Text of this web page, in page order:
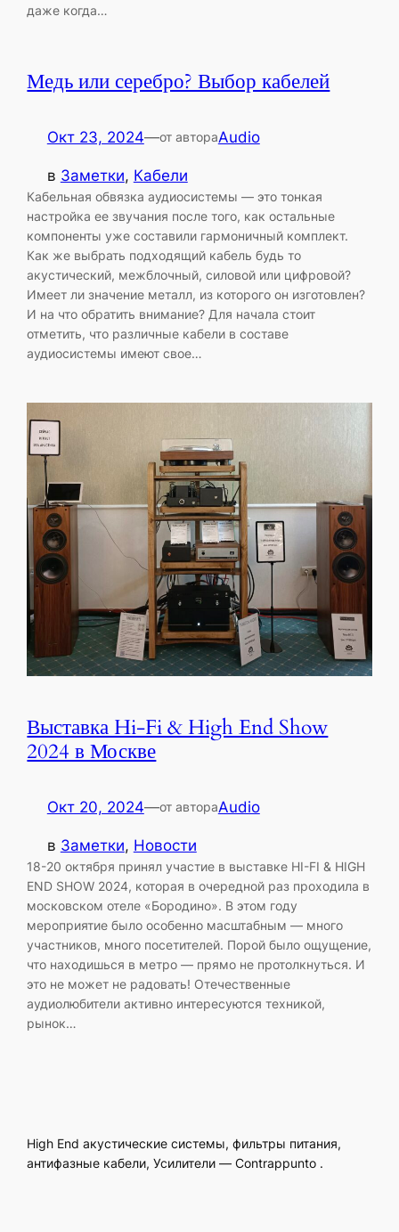
даже когда…
Медь или серебро? Выбор кабелей
Окт 23, 2024—от автораAudio
в Заметки, Кабели
Кабельная обвязка аудиосистемы — это тонкая
настройка ее звучания после того, как остальные
компоненты уже составили гармоничный комплект.
Как же выбрать подходящий кабель будь то
акустический, межблочный, силовой или цифровой?
Имеет ли значение металл, из которого он изготовлен?
И на что обратить внимание? Для начала стоит
отметить, что различные кабели в составе
аудиосистемы имеют свое…
Выставка Hi-Fi & High End Show
2024 в Москве
Окт 20, 2024—от автораAudio
в Заметки, Новости
18-20 октября принял участие в выставке HI-FI & HIGH
END SHOW 2024, которая в очередной раз проходила в
московском отеле «Бородино». В этом году
мероприятие было особенно масштабным — много
участников, много посетителей. Порой было ощущение,
что находишься в метро — прямо не протолкнуться. И
это не может не радовать! Отечественные
аудиолюбители активно интересуются техникой,
рынок…
High End акустические системы, фильтры питания,
антифазные кабели, Усилители — Contrappunto .